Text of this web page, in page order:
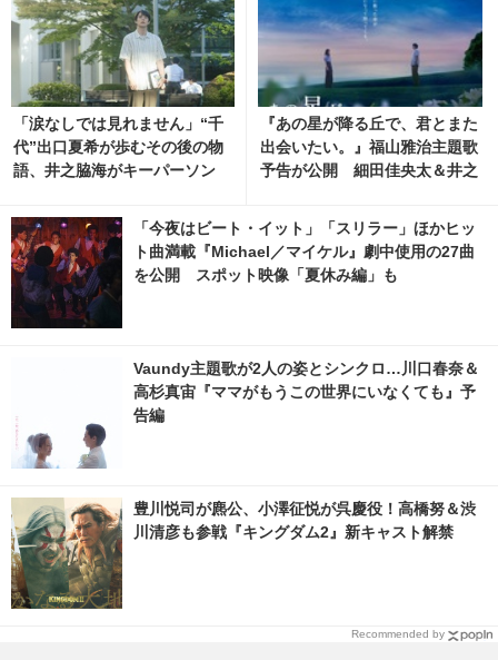
「涙なしでは見れません」“千
代”出口夏希が歩むその後の物
語、井之脇海がキーパーソン
出会いたい。』 6枚目の写真・
画像 | cinemacafe.net
『あの星が降る丘で、君とまた
出会いたい。』福山雅治主題歌
予告が公開 細田佳央太＆井之
「今夜はビート・イット」「スリラー」ほかヒッ
ト曲満載『Michael／マイケル』劇中使用の27曲
を公開 スポット映像「夏休み編」も
Vaundy主題歌が2人の姿とシンクロ…川口春奈＆
高杉真宙『ママがもうこの世界にいなくても』予
告編
豊川悦司が麃公、小澤征悦が呉慶役！高橋努＆渋
川清彦も参戦『キングダム2』新キャスト解禁
Recommended by